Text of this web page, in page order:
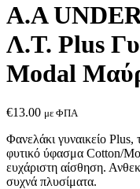
Α.A
Λ.Τ. Plus
Modal
€13.00 με ΦΠΑ
Φανελάκι γυναικείο Plus,
φυτικό ύφασμα Cotton/
ευχάριστη αίσθηση.
συχνά πλυσίματα.